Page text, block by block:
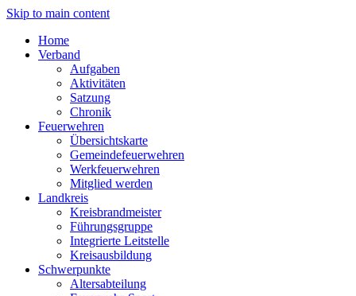
Skip to main content
Home
Verband
Aufgaben
Aktivitäten
Satzung
Chronik
Feuerwehren
Übersichtskarte
Gemeindefeuerwehren
Werkfeuerwehren
Mitglied werden
Landkreis
Kreisbrandmeister
Führungsgruppe
Integrierte Leitstelle
Kreisausbildung
Schwerpunkte
Altersabteilung